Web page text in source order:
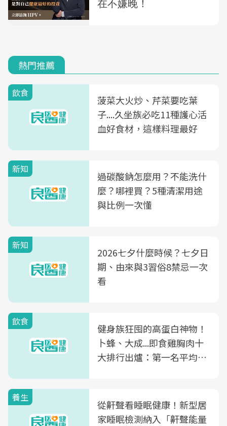
熱門推薦
飲食
菠菜大火炒、芹菜要吃葉
子....久坐族必吃11種護心活
血好食材，這樣料理最好
新知
過碳酸鈉怎麼用？不能洗什
麼？哪裡買？5種清潔用途
與比例一次懂
新知
2026七夕什麼時候？七夕日
期、由來與3習俗8禁忌一次
看
飲食
健身族狂囤的高蛋白神物！
卜蜂、大成...即食雞胸肉十
大排行出爐：第一名平均一
養生
從鼾聲看睡眠健康！新型居
家睡眠檢測納入「鼾聲能量